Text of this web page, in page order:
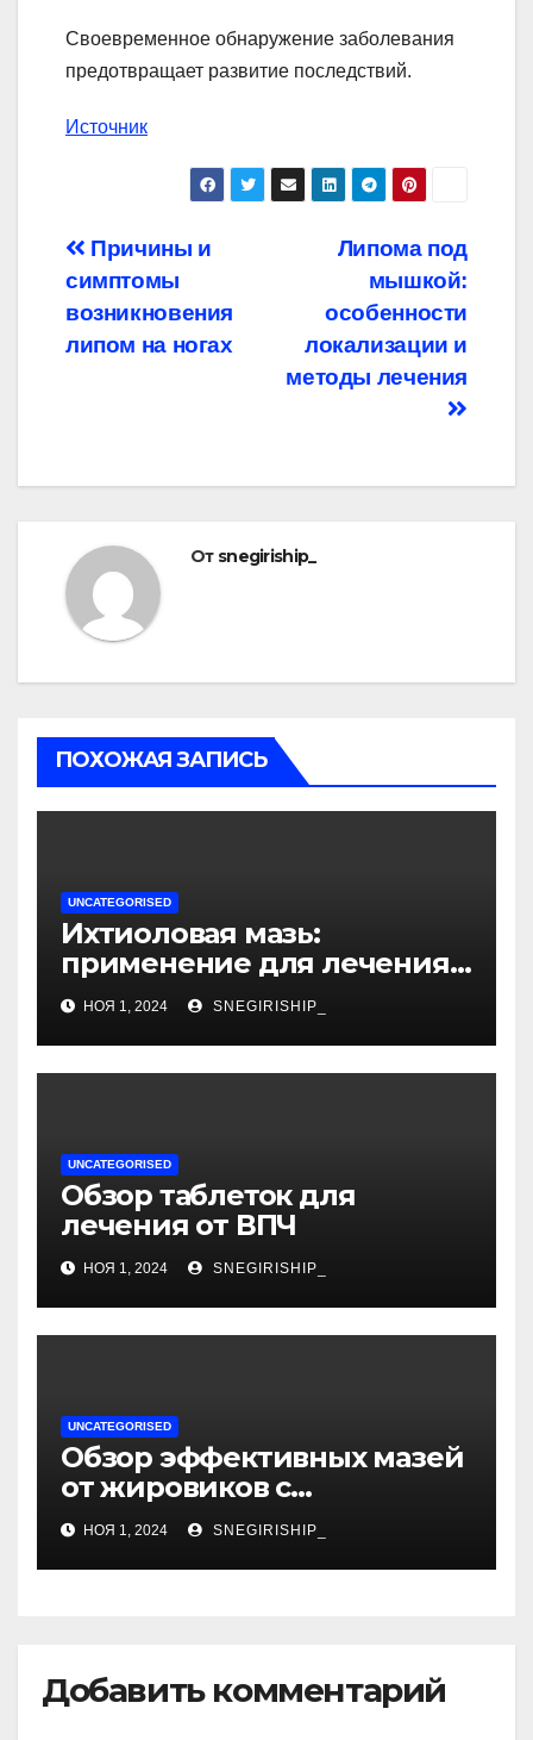
Своевременное обнаружение заболевания
предотвращает развитие последствий.
Источник
Навигация
по
записям
Липома под
мышкой:
особенности
локализации и
методы лечения
Причины и
симптомы
возникновения
липом на ногах
От snegiriship_
ПОХОЖАЯ ЗАПИСЬ
UNCATEGORISED
Ихтиоловая мазь:
применение для лечения
фурункулов
НОЯ 1, 2024 SNEGIRISHIP_
UNCATEGORISED
Обзор таблеток для
лечения от ВПЧ
НОЯ 1, 2024 SNEGIRISHIP_
UNCATEGORISED
Обзор эффективных мазей
от жировиков с
рассасывающим эффектом
НОЯ 1, 2024 SNEGIRISHIP_
Добавить комментарий